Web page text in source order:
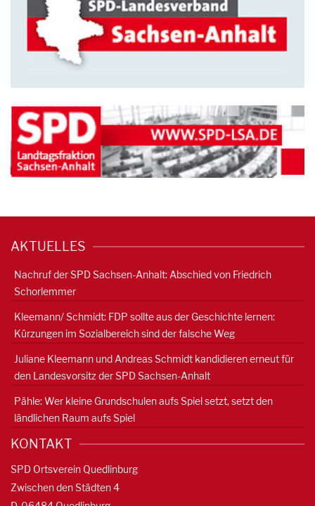
AKTUELLES
Nachruf der SPD Sachsen-Anhalt: Abschied von Friedrich
Schorlemmer
Kleemann/ Schmidt: FDP sollte aus der Geschichte lernen:
Kürzungen im Sozialbereich sind der falsche Weg
Juliane Kleemann und Andreas Schmidt kandidieren erneut für
den Landesvorsitz der SPD Sachsen-Anhalt
Pähle: Wer kleine Grundschulen aufs Spiel setzt, setzt den
ländlichen Raum aufs Spiel
KONTAKT
SPD Ortsverein Quedlinburg
Zwischen den Städten 4